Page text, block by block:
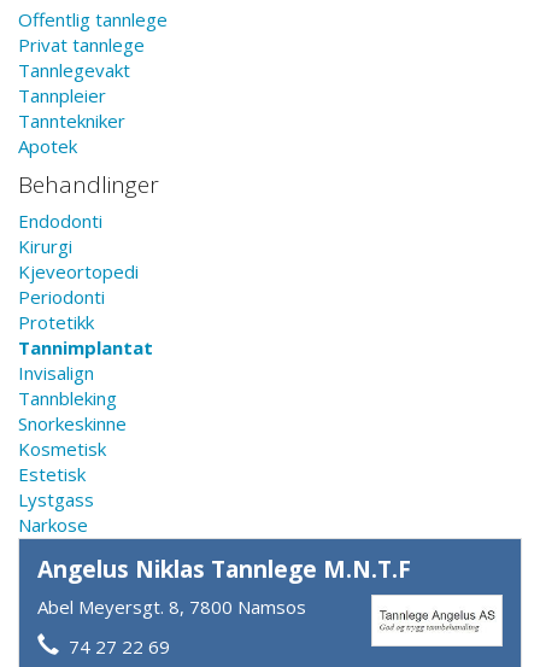
Offentlig tannlege
Privat tannlege
Tannlegevakt
Tannpleier
Tanntekniker
Apotek
Behandlinger
Endodonti
Kirurgi
Kjeveortopedi
Periodonti
Protetikk
Tannimplantat
Invisalign
Tannbleking
Snorkeskinne
Kosmetisk
Estetisk
Lystgass
Narkose
Angelus Niklas Tannlege M.N.T.F
Abel Meyersgt. 8, 7800 Namsos
74 27 22 69